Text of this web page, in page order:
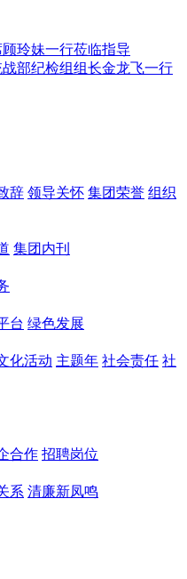
玲妹一行莅临指导
部纪检组组长金龙飞一行
辞 领导关怀 集团荣誉 组织
集团内刊
台 绿色发展
化活动 主题年 社会责任 社
合作 招聘岗位
系 清廉新凤鸣